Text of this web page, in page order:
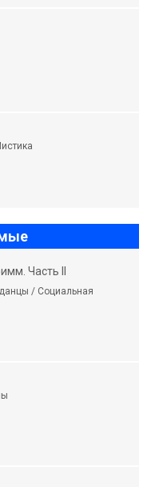
Часть II
/ Социальная